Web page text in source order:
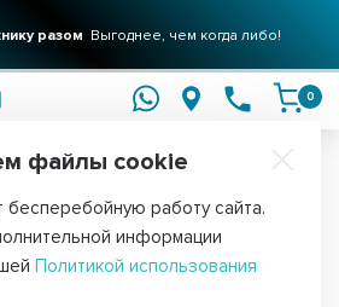
разом Выгоднее, чем когда либо!
Решения для очистки воды подробнее
0
машины
файлы cookie
работу сайта.
информации
Политикой использования